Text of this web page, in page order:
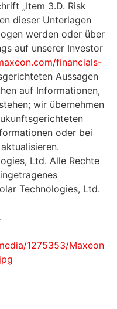
„Item 3.D. Risk
dieser Unterlagen
werden oder über
auf unserer Investor
financials-
Aussagen
auf Informationen,
wir übernehmen
oder bei
Ltd. Alle Rechte
Technologies, Ltd.
.
1275353/Maxeon